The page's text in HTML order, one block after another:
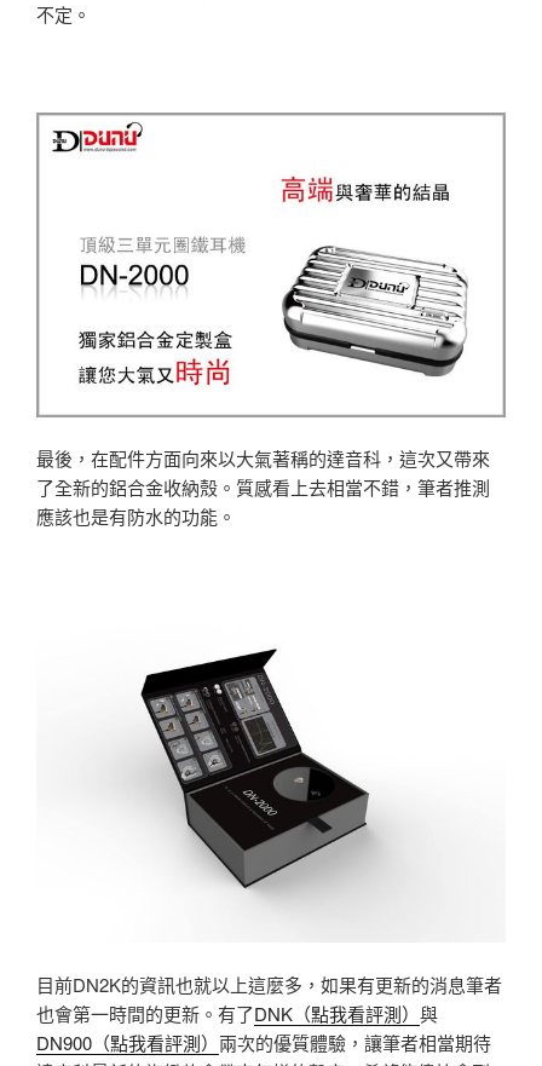
不定。
最後，在配件方面向來以大氣著稱的達音科，這次又帶來
了全新的鋁合金收納殼。質感看上去相當不錯，筆者推測
應該也是有防水的功能。
目前DN2K的資訊也就以上這麼多，如果有更新的消息筆者
也會第一時間的更新。有了DNK（點我看評測） 與
DN900（點我看評測） 兩次的優質體驗，讓筆者相當期待